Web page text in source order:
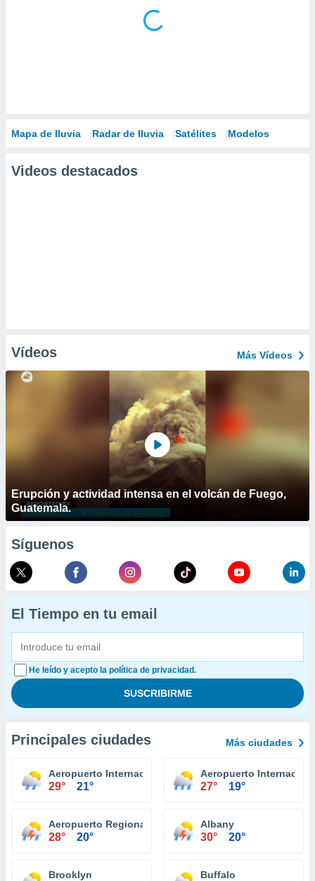
Mapa de lluvia Radar de lluvia Satélites Modelos
Videos destacados
Vídeos Más Vídeos
Erupción y actividad intensa en el volcán de Fuego,
Guatemala.
Síguenos
El Tiempo en tu email
He leído y acepto la política de privacidad.
Principales ciudades Más ciudades
Aeropuerto Internacional Niagara Falls
29° 21°
Aeropuerto
27° 19°
Aeropuerto Regional Ithaca Tompkins
28° 20°
Albany
30° 20°
Brooklyn Buffalo